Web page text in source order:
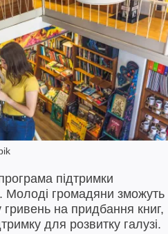
підтримки
Молоді громадяни зможуть
на придбання книг,
для розвитку галузі.